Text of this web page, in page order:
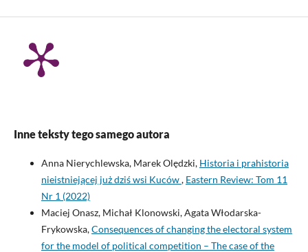
Inne teksty tego samego autora
Anna Nierychlewska, Marek Olędzki, Historia i prahistoria
nieistniejącej już dziś wsi Kuców, Eastern Review: Tom 11
Nr 1 (2022)
Maciej Onasz, Michał Klonowski, Agata Włodarska-
Frykowska,Consequences of changing the electoral system
for the model of political competition – The case of the